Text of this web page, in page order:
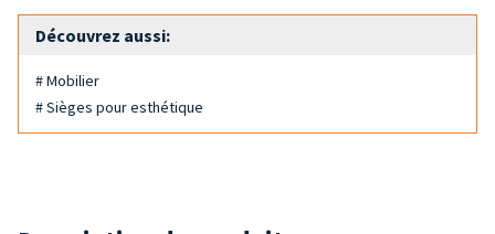
Découvrez aussi:
# Mobilier
# Sièges pour esthétique